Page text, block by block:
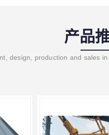
产品
design, production and sales